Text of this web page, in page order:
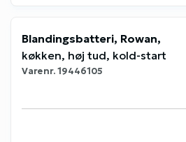
Blandingsbatteri, Rowan,
køkken, høj tud, kold-start
Varenr.19446105